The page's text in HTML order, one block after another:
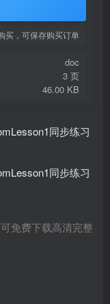
买，可保存购买订单
doc
3 页
46.00 KB
免费下载高清完整